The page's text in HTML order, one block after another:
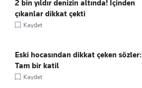
2 bin yıldır denizin altında! İçinden
çıkanlar dikkat çekti
Kaydet
Eski hocasından dikkat çeken sözler:
Tam bir katil
Kaydet